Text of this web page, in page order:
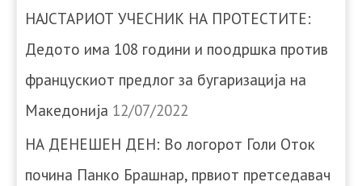
НАЈСТАРИОТ УЧЕСНИК НА ПРОТЕСТИТЕ:
Дедото има 108 години и поодршка против
францускиот предлог за бугаризација на
Македонија 12/07/2022
НА ДЕНЕШЕН ДЕН: Во логорот Голи Оток
почина Панко Брашнар, првиот претседавач